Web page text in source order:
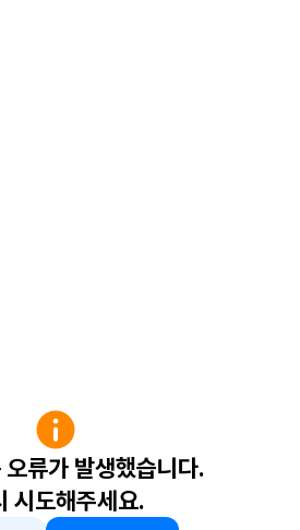
오류가 발생했습니다.
시도해주세요.